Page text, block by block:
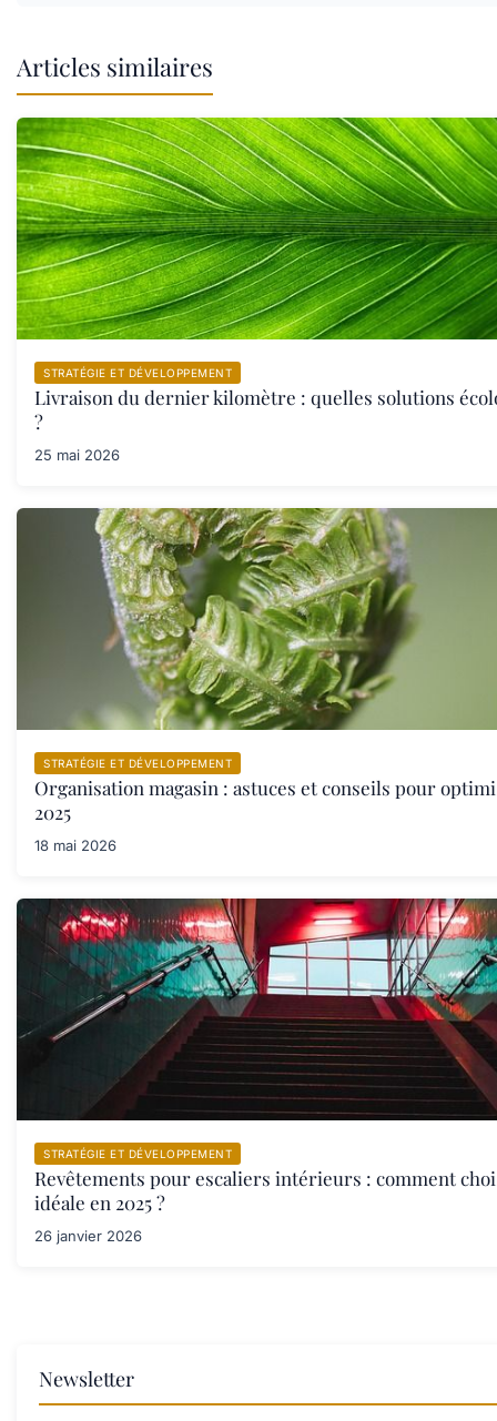
Articles similaires
STRATÉGIE ET DÉVELOPPEMENT
Livraison du dernier kilomètre : quelles solutions
?
25 mai 2026
STRATÉGIE ET DÉVELOPPEMENT
Organisation magasin : astuces et conseils pour
2025
18 mai 2026
STRATÉGIE ET DÉVELOPPEMENT
Revêtements pour escaliers intérieurs : comment
idéale en 2025 ?
26 janvier 2026
Newsletter